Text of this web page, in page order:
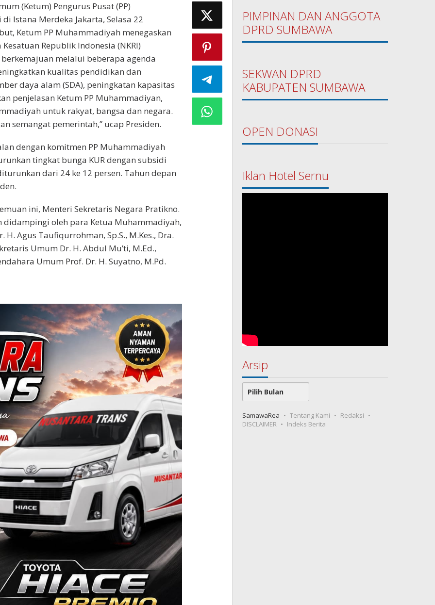
(Ketum) Pengurus Pusat (PP)
Istana Merdeka Jakarta, Selasa 22
Ketum PP Muhammadiyah menegaskan
Republik Indonesia (NKRI)
melalui beberapa agenda
kualitas pendidikan dan
daya alam (SDA), peningkatan kapasitas
penjelasan Ketum PP Muhammadiyan,
untuk rakyat, bangsa dan negara.
semangat pemerintah,” ucap Presiden.
dengan komitmen PP Muhammadiyah
tingkat bunga KUR dengan subsidi
dari 24 ke 12 persen. Tahun depan
ini, Menteri Sekretaris Negara Pratikno.
didampingi oleh para Ketua Muhammadiyah,
Agus Taufiqurrohman, Sp.S., M.Kes., Dra.
Umum Dr. H. Abdul Mu’ti, M.Ed.,
Umum Prof. Dr. H. Suyatno, M.Pd.
PIMPINAN DAN ANGGOTA
DPRD SUMBAWA
SEKWAN DPRD
KABUPATEN SUMBAWA
OPEN DONASI
Iklan Hotel Sernu
Arsip
Arsip
SamawaRea Tentang Kami
Redaksi
DISCLAIMER
Indeks Berita